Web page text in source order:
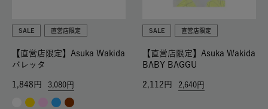
SALE 直営店限定
【直営店限定】Asuka Wakida
バレッタ
3,080
1,848
SALE 直営店限定
【直営店限定】Asuka Wakida
BABY BAGGU
2,640
2,112